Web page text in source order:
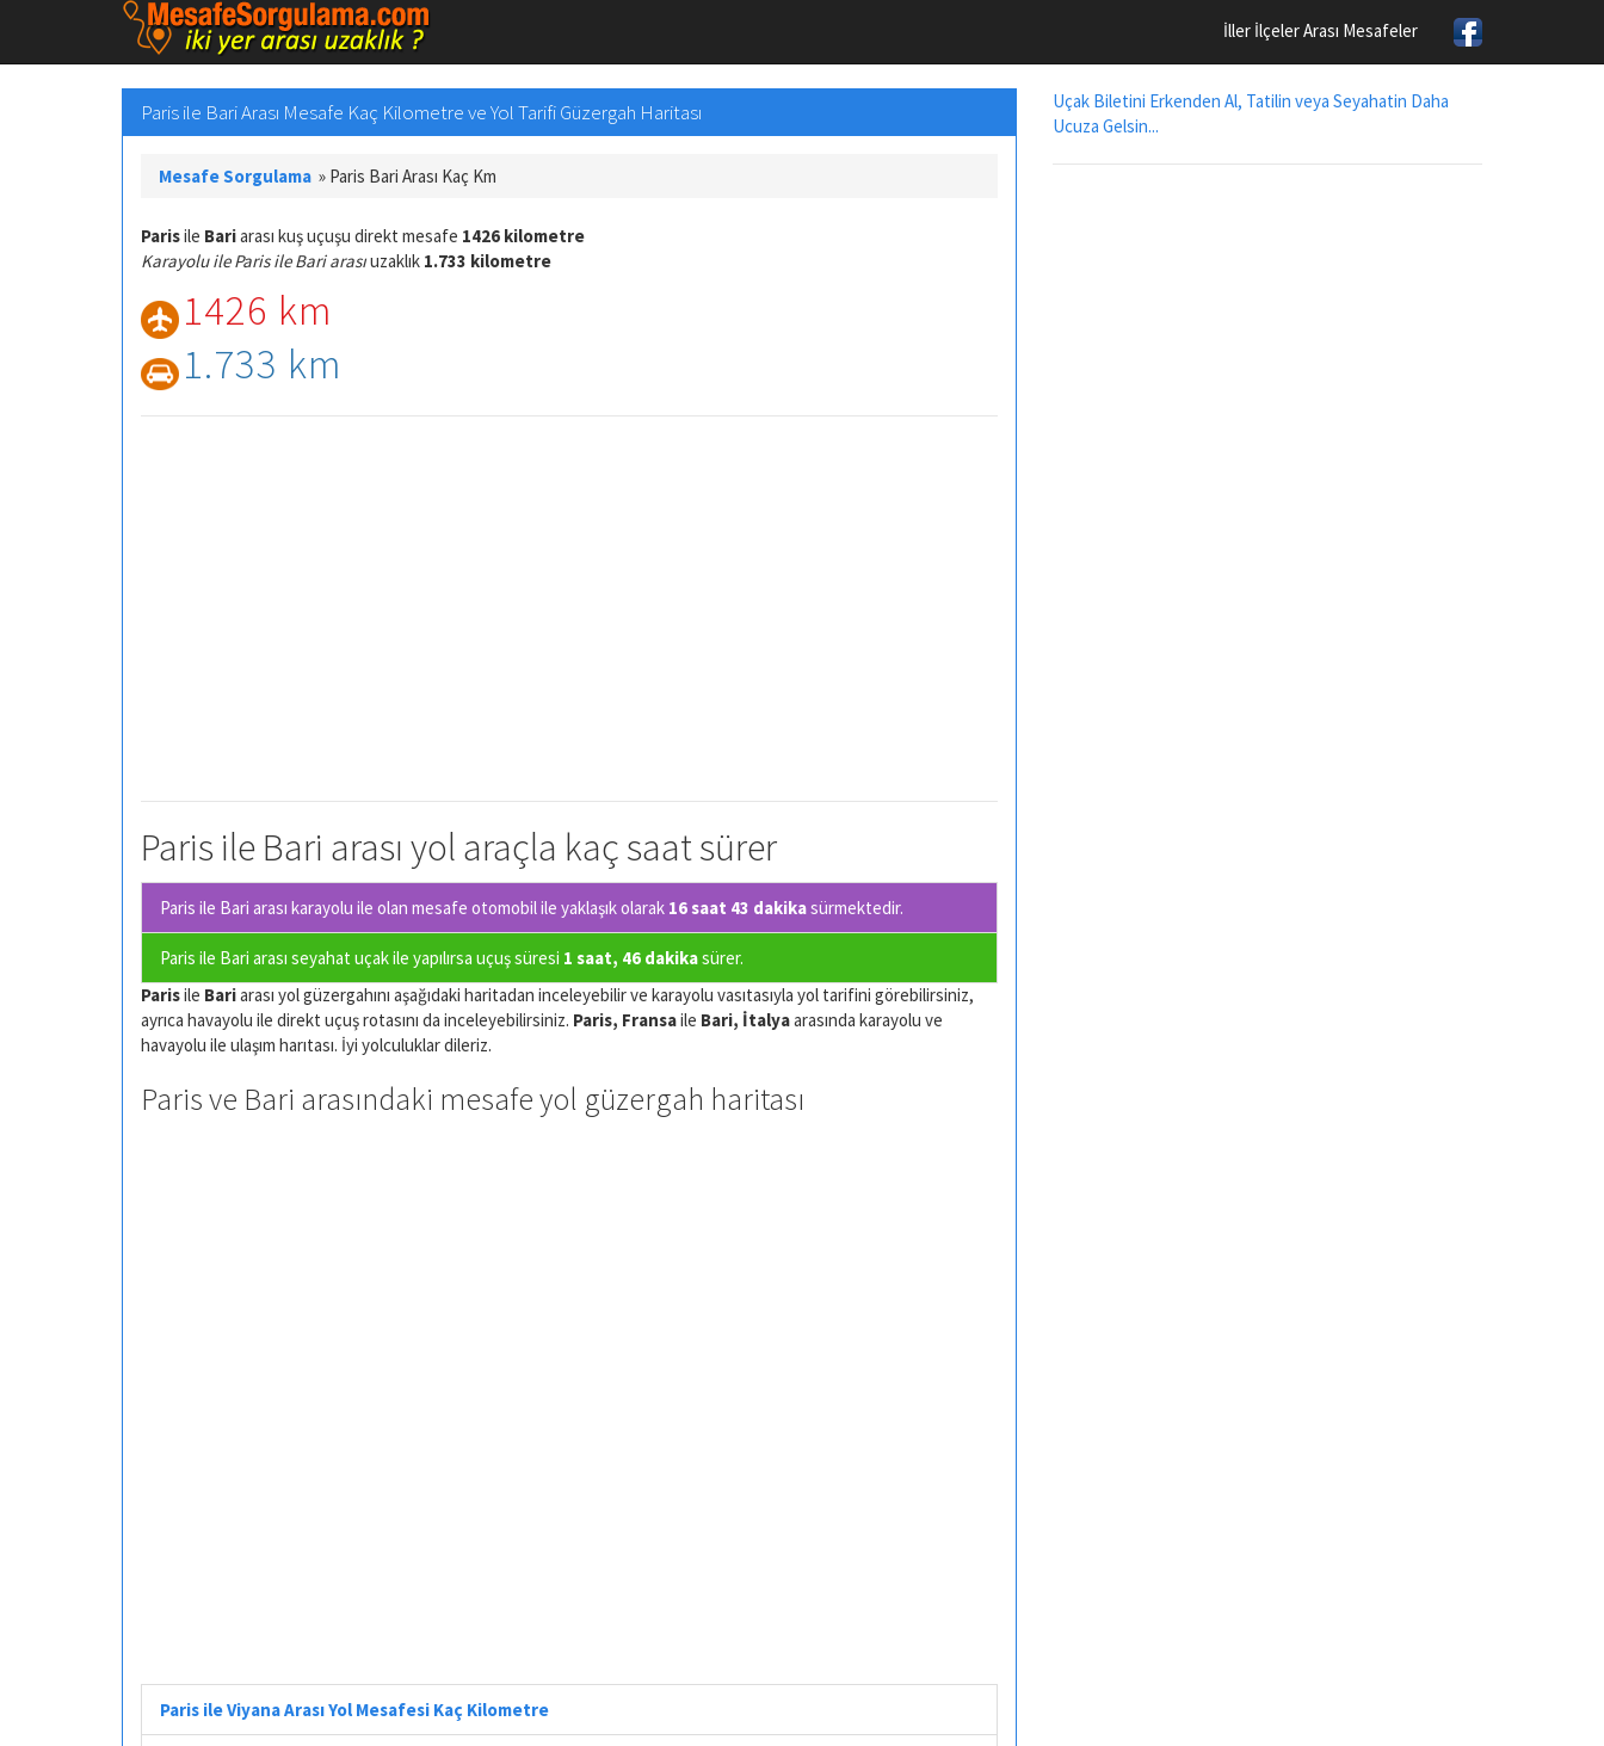
İller İlçeler Arası Mesafeler
Paris ile Bari Arası Mesafe Kaç Kilometre ve Yol Tarifi Güzergah Haritası
Mesafe Sorgulama » Paris Bari Arası Kaç Km
Parisile Bariarası kuş uçuşu direkt mesafe 1426 kilometre
Karayolu ile Paris ile Bari arasıuzaklık 1.733 kilometre
1426 km
1.733 km
Paris ile Bari arası yol araçla kaç saat sürer
Paris ile Bari arası karayolu ile olan mesafe otomobil ile yaklaşık olarak 16 saat 43 dakikasürmektedir.
Paris ile Bari arası seyahat uçak ile yapılırsa uçuş süresi 1 saat, 46 dakikasürer.
Parisile Bariarası yol güzergahını aşağıdaki haritadan inceleyebilir ve karayolu vasıtasıyla yol tarifini görebilirsiniz,
ayrıca havayolu ile direkt uçuş rotasını da inceleyebilirsiniz. Paris, Fransaile Bari, İtalyaarasında karayolu ve
havayolu ile ulaşım harıtası. İyi yolculuklar dileriz.
Paris ve Bari arasındaki mesafe yol güzergah haritası
Paris ile Viyana Arası Yol Mesafesi Kaç Kilometre
Uçak Biletini Erkenden Al, Tatilin veya Seyahatin Daha
Ucuza Gelsin...